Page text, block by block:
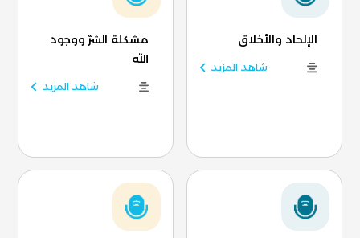
الإلحاد والأخلاق
شاهد المزيد
مشكلة الشرّ ووجود
الله
شاهد المزيد